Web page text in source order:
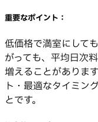
重要なポイント：
低価格で満室にして
がっても、平均日次
増えることがありま
ト・最適なタイミン
とです。